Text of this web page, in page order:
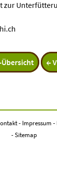
zur
←
- Impressum -
-Sitemap